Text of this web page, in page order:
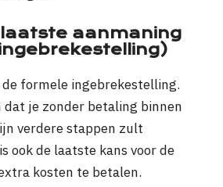
aanmaning
formele ingebrekestelling.
dat je zonder betaling binnen
verdere stappen zult
ook de laatste kans voor de
kosten te betalen.